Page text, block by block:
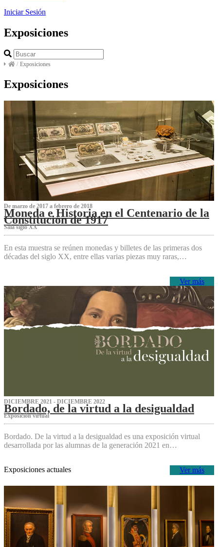
Iniciar Sesión
Exposiciones
/ Exposiciones
Exposiciones
De marzo de 2017 a febrero de 2018
Moneda e Historia en el Centenario de la
Constitución de 1917
Sala siglo XX
En esta muestra se reúnen monedas y billetes de las primeras dos
décadas del siglo XX, entre ellas varias piezas muy raras,…
Ver más
DICIEMBRE 2021 - DICIEMBRE 2022
Bordado, de la virtud a la desigualdad
Exposición virtual‌
Bordado. De la virtud a la desigualdad es una exposición virtual
desarrollada por las alumnas de la generación 2021 en…
Ver más
Exposiciones actuales